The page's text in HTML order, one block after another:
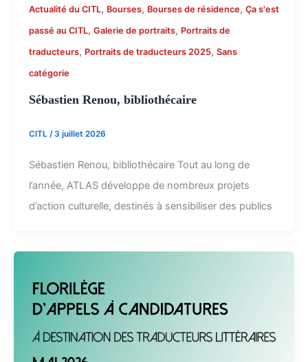
Actualité du CITL, Bourses, Bourses de résidence, Ça s'est
passé au CITL, Galerie de portraits, Portraits de
traducteurs, Portraits de traducteurs 2025, Sans
catégorie
Sébastien Renou, bibliothécaire
CITL /3 juillet 2026
Sébastien Renou, bibliothécaire Tout au long de
l’année, ATLAS développe de nombreux projets
d’action culturelle, destinés à sensibiliser des publics